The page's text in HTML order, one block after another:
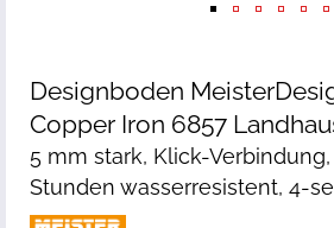
Designboden
Copper Iron 6857
5 mm stark, Klick-
Stunden wasserresistent, 4-